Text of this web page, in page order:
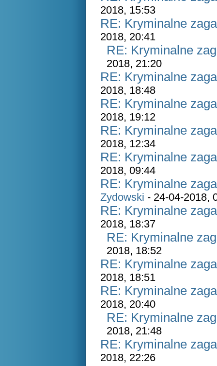
2018, 15:53
RE: Kryminalne
2018, 20:41
RE: Kryminalne
2018, 21:20
RE: Kryminalne
2018, 18:48
RE: Kryminalne
2018, 19:12
RE: Kryminalne
2018, 12:34
RE: Kryminalne
2018, 09:44
RE: Kryminalne
Zydowski - 24-04-2018,
RE: Kryminalne
2018, 18:37
RE: Kryminalne
2018, 18:52
RE: Kryminalne
2018, 18:51
RE: Kryminalne
2018, 20:40
RE: Kryminalne
2018, 21:48
RE: Kryminalne
2018, 22:26